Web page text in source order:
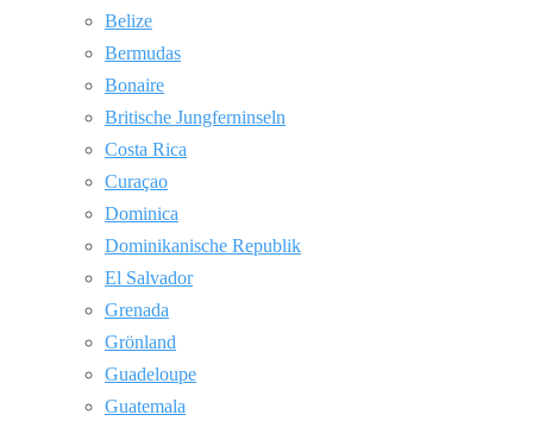
Belize
Bermudas
Bonaire
Britische Jungferninseln
Costa Rica
Curaçao
Dominica
Dominikanische Republik
El Salvador
Grenada
Grönland
Guadeloupe
Guatemala